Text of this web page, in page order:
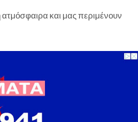
και μας περιμένουν